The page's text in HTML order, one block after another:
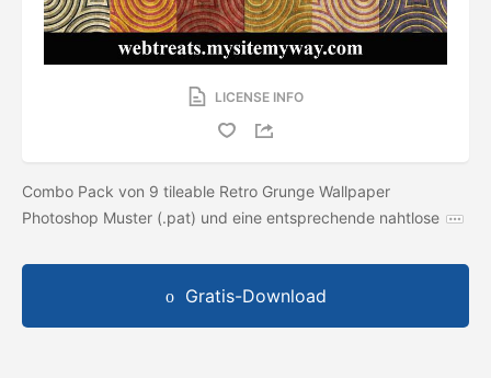
LICENSE INFO
Combo Pack von 9 tileable Retro Grunge Wallpaper
Photoshop Muster (.pat) und eine entsprechende nahtlose
Gratis-Download